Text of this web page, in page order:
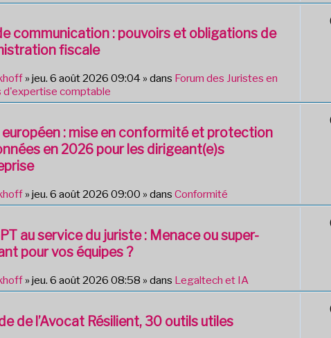
communication : pouvoirs et obligations de
fiscale
» jeu. 6 août 2026 09:04 » dans Forum des Juristes en
d'expertise comptable
: mise en conformité et protection
en 2026 pour les dirigeant(e)s
» jeu. 6 août 2026 09:00 » dans Conformité
au service du juriste : Menace ou super-
pour vos équipes ?
» jeu. 6 août 2026 08:58 » dans Legaltech et IA
de l’Avocat Résilient, 30 outils utiles